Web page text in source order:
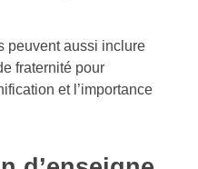
peuvent aussi inclure
fraternité pour
et l’importance